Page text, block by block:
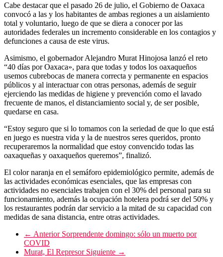
Cabe destacar que el pasado 26 de julio, el Gobierno de Oaxaca
convocó a las y los habitantes de ambas regiones a un aislamiento
total y voluntario, luego de que se diera a conocer por las
autoridades federales un incremento considerable en los contagios y
defunciones a causa de este virus.
Asimismo, el gobernador Alejandro Murat Hinojosa lanzó el reto
“40 días por Oaxaca», para que todas y todos los oaxaqueños
usemos cubrebocas de manera correcta y permanente en espacios
públicos y al interactuar con otras personas, además de seguir
ejerciendo las medidas de higiene y prevención como el lavado
frecuente de manos, el distanciamiento social y, de ser posible,
quedarse en casa.
“Estoy seguro que si lo tomamos con la seriedad de que lo que está
en juego es nuestra vida y la de nuestros seres queridos, pronto
recuperaremos la normalidad que estoy convencido todas las
oaxaqueñas y oaxaqueños queremos”, finalizó.
El color naranja en el semáforo epidemiológico permite, además de
las actividades económicas esenciales, que las empresas con
actividades no esenciales trabajen con el 30% del personal para su
funcionamiento, además la ocupación hotelera podrá ser del 50% y
los restaurantes podrán dar servicio a la mitad de su capacidad con
medidas de sana distancia, entre otras actividades.
← AnteriorSorprendente domingo: sólo un muerto por
COVID
Murat, El Represor Siguiente →